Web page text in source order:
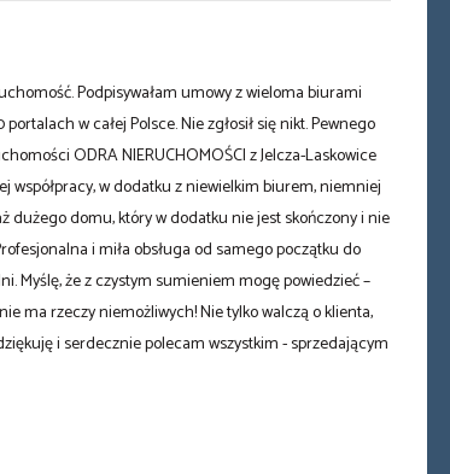
Podpisywałam umowy z wieloma biurami
w całej Polsce. Nie zgłosił się nikt. Pewnego
ODRA NIERUCHOMOŚCI z Jelcza-Laskowice
współpracy, w dodatku z niewielkim biurem, niemniej
dużego domu, który w dodatku nie jest skończony i nie
i miła obsługa od samego początku do
Myślę, że z czystym sumieniem mogę powiedzieć –
ma rzeczy niemożliwych! Nie tylko walczą o klienta,
i serdecznie polecam wszystkim - sprzedającym